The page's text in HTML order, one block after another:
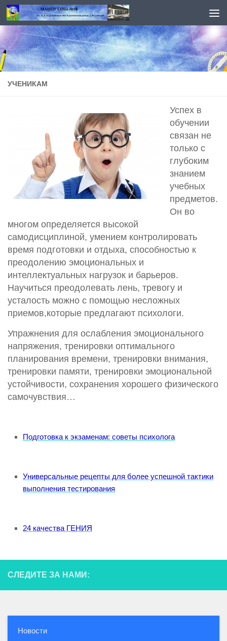
Перейти к содержимому
УЧЕНИКАМ
Успех в
обучении
связан не
только с
глубоким
знанием
учебных
предметов.
Он во
многом определяется высокой
самодисциплиной, умением контролировать
время подготовки и отдыха, способностью к
преодолению эмоциональных и
интеллектуальных нагрузок и барьеров.
Научиться преодолевать лень, тревогу и
усталость можно с помощью несложных
приемов,которые предлагают психологи.
Упражнения для ослабления эмоционального
напряжения, тренировки оптимального
планирования времени, тренировки внимания,
тренировки памяти, тренировки эмоциональной
устойчивости, сохранения хорошего физического
самочувствия…
Подготовка к экзаменам: советы психолога
Универсальные рецепты для более успешной тактики
выполнения тестирования
24 качества ГЕНИЯ
СЛЕДИТЕ ЗА НАМИ:
Новости